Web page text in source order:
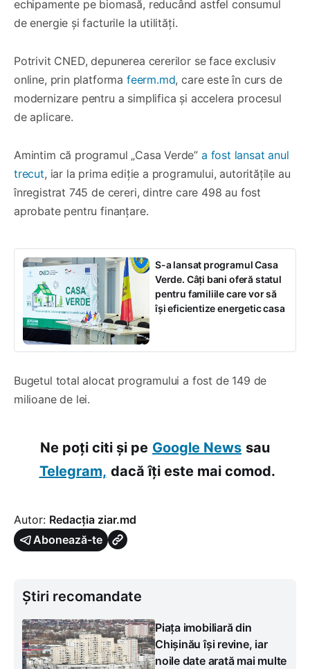
echipamente pe biomasă, reducând astfel consumul
de energie și facturile la utilități.
Potrivit CNED, depunerea cererilor se face exclusiv
online, prin platforma feerm.md, care este în curs de
modernizare pentru a simplifica și accelera procesul
de aplicare.
Amintim că programul „Casa Verde” a fost lansat anul
trecut, iar la prima ediție a programului, autoritățile au
înregistrat 745 de cereri, dintre care 498 au fost
aprobate pentru finanțare.
S-a lansat programul Casa
Verde. Câți bani oferă statul
pentru familiile care vor să
își eficientize energetic casa
Bugetul total alocat programului a fost de 149 de
milioane de lei.
Ne poți citi și pe Google News sau
Telegram, dacă îți este mai comod.
Autor: Redacția ziar.md
Abonează-te
Știri recomandate
Piața imobiliară din
Chișinău își revine, iar
noile date arată mai multe